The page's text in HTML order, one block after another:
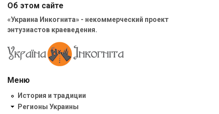
Об этом сайте
«Украина Инкогнита» - некоммерческий проект
энтузиастов краеведения.
Меню
История и традиции
Регионы Украины